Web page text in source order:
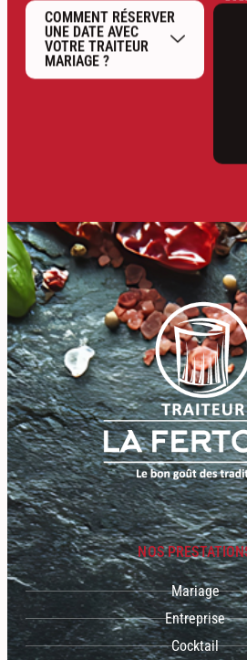
COMMENT RÉSERVER
UNE DATE AVEC
VOTRE TRAITEUR
MARIAGE ?
NOS
Mariage
Entreprise
Cocktail